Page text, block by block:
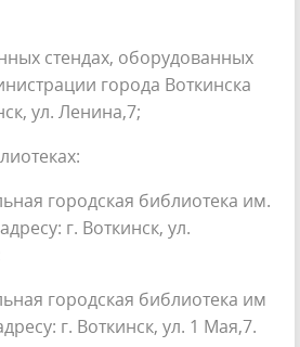
стендах, оборудованных
города Воткинска
ул. Ленина,7;
городская библиотека им.
г. Воткинск, ул.
городская библиотека им
г. Воткинск, ул. 1 Мая,7.